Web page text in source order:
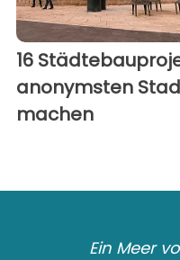
16
anonymsten
machen
Ein Meer